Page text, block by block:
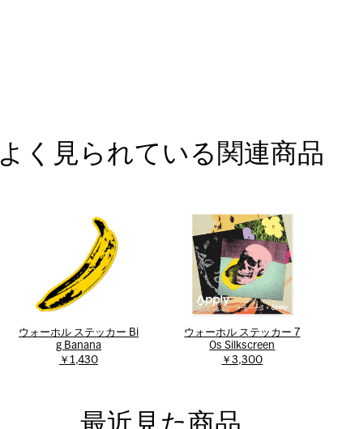
よく見られている関連商品
ウォーホル ステッカー Bi
g Banana
￥1,430
ウォーホル ステッカー 7
0s Silkscreen
￥3,300
最近見た商品